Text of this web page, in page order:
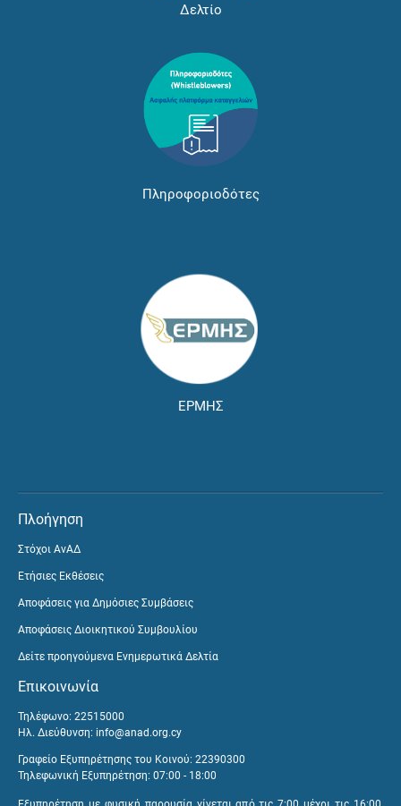
Δελτίο
Πληροφοριοδότες
ΕΡΜΗΣ
Πλοήγηση
Στόχοι ΑνΑΔ
Ετήσιες Εκθέσεις
Αποφάσεις για Δημόσιες Συμβάσεις
Αποφάσεις Διοικητικού Συμβουλίου
Δείτε προηγούμενα Ενημερωτικά Δελτία
Επικοινωνία
Τηλέφωνο: 22515000
Ηλ. Διεύθυνση: info@anad.org.cy
Γραφείο Εξυπηρέτησης του Κοινού: 22390300
Τηλεφωνική Εξυπηρέτηση: 07:00 - 18:00